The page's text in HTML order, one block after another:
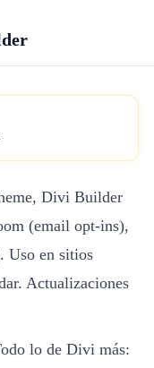
Divi Builder
(email opt-ins),
Uso en sitios
Actualizaciones
lo de Divi más: